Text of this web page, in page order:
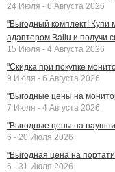
24 Июля - 6 Августа 2026
"Выгодный комплект! Купи
адаптером Ballu и получи
15 Июля - 4 Августа 2026
"Скидка при покупке
9 Июля - 6 Августа 2026
"Выгодные цены на
7 Июля - 4 Августа 2026
"Выгодные цены на
6 - 20 Июля 2026
"Выгодная цена на
6 - 31 Июля 2026